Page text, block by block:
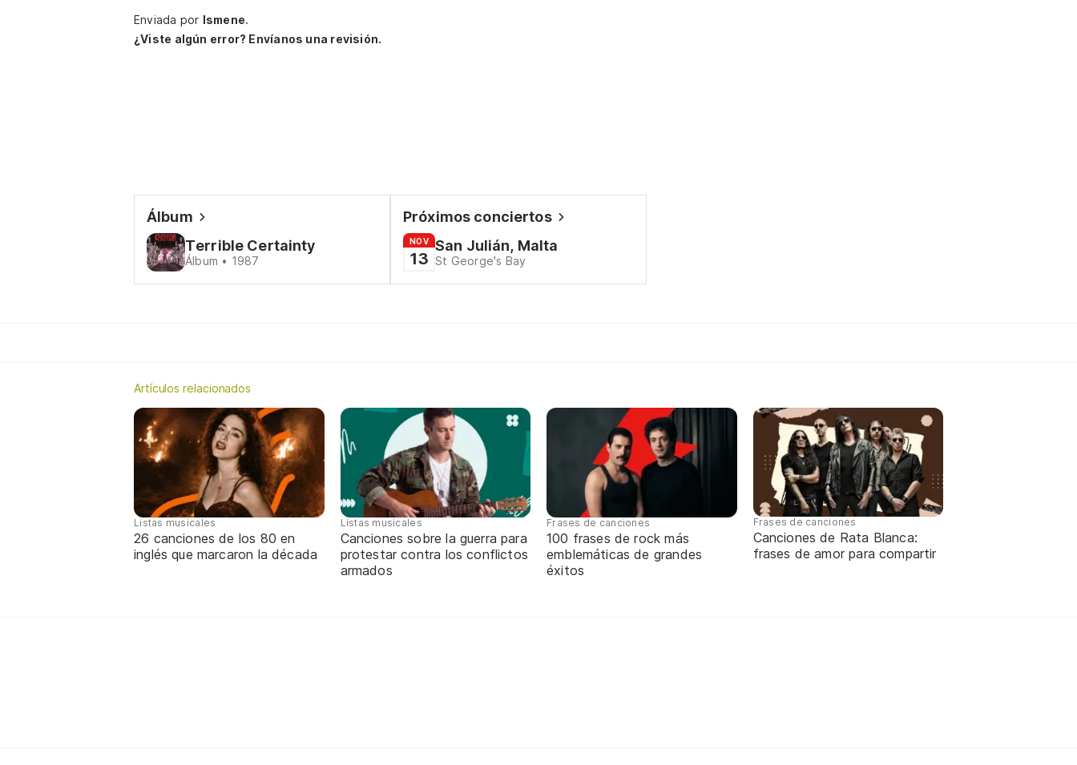
Enviada por Ismene.
¿Viste algún error? Envíanos una revisión.
Álbum
Terrible Certainty
Álbum • 1987
Próximos conciertos
NOV
13
San Julián, Malta
St George's Bay
Artículos relacionados
Listas musicales
26 canciones de los 80 en
inglés que marcaron la década
Listas musicales
Canciones sobre la guerra para
protestar contra los conflictos
armados
Frases de canciones
100 frases de rock más
emblemáticas de grandes
éxitos
Frases de canciones
Canciones de Rata Blanca:
frases de amor para compartir